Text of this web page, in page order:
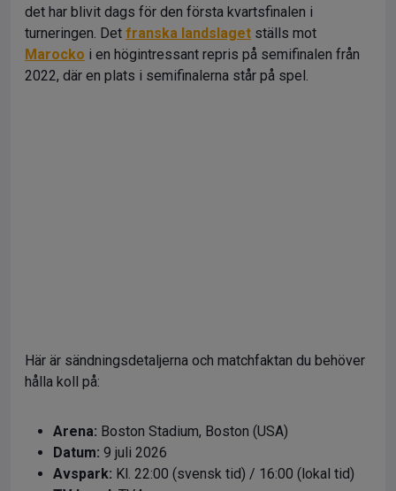
det har blivit dags för den första kvartsfinalen i
turneringen. Det franska landslaget ställs mot
Marocko i en högintressant repris på semifinalen från
2022, där en plats i semifinalerna står på spel.
Här är sändningsdetaljerna och matchfaktan du behöver
hålla koll på:
Arena: Boston Stadium, Boston (USA)
Datum: 9 juli 2026
Avspark: Kl. 22:00 (svensk tid) / 16:00 (lokal tid)